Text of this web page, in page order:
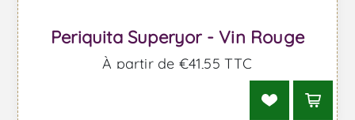
Periquita Superyor - Vin Rouge
À partir de €41,55 TTC